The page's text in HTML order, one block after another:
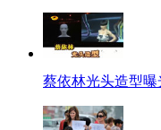
蔡依林光头造型曝